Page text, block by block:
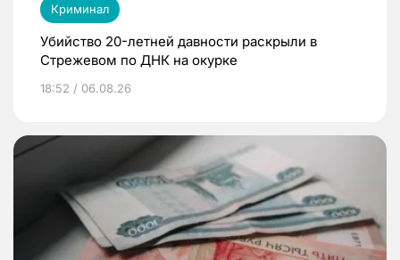
Криминал
Убийство 20-летней давности раскрыли в
Стрежевом по ДНК на окурке
18:52 / 06.08.26